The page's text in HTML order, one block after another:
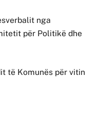
nga
për Politikë dhe
të Komunës për vitin